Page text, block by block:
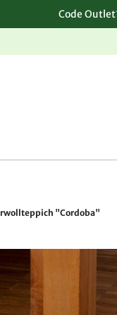
Code
"Cordoba"